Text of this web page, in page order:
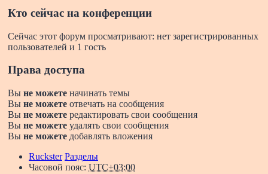
Кто сейчас на конференции
Сейчас этот форум просматривают: нет зарегистрированных
пользователей и 1 гость
Права доступа
Вы не можете начинать темы
Вы не можете отвечать на сообщения
Вы не можете редактировать свои сообщения
Вы не можете удалять свои сообщения
Вы не можете добавлять вложения
Ruckster Разделы
Часовой пояс: UTC+03:00